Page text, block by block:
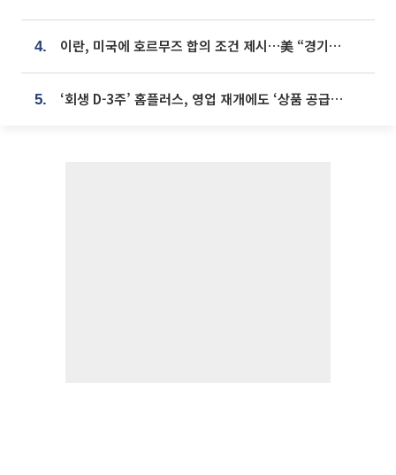
4. 이란, 미국에 호르무즈 합의 조건 제시…美 “경기 아직 안 끝나” [종합]
5. ‘회생 D-3주’ 홈플러스, 영업 재개에도 ‘상품 공급망’ 복구가 생존 관건